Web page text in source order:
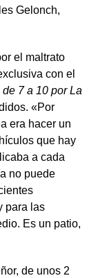
Gelonch,
el maltrato
con el
7 a 10 por La
«Por
era hacer un
que hay
a cada
no puede
para las
Es un patio,
de unos 2